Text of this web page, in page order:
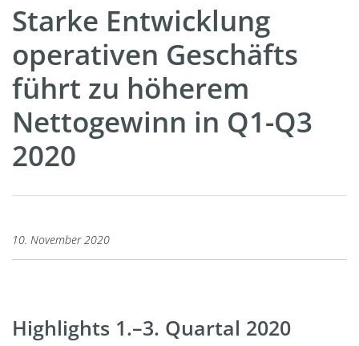
Starke Entwicklung
operativen Geschäfts
führt zu höherem
Nettogewinn in Q1-Q3
2020
10. November 2020
Highlights 1.–3. Quartal 2020